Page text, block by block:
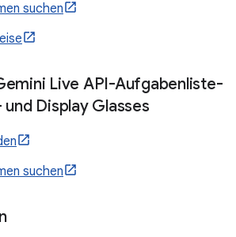
suchen
Live API-Aufgabenliste-
Display Glasses
suchen